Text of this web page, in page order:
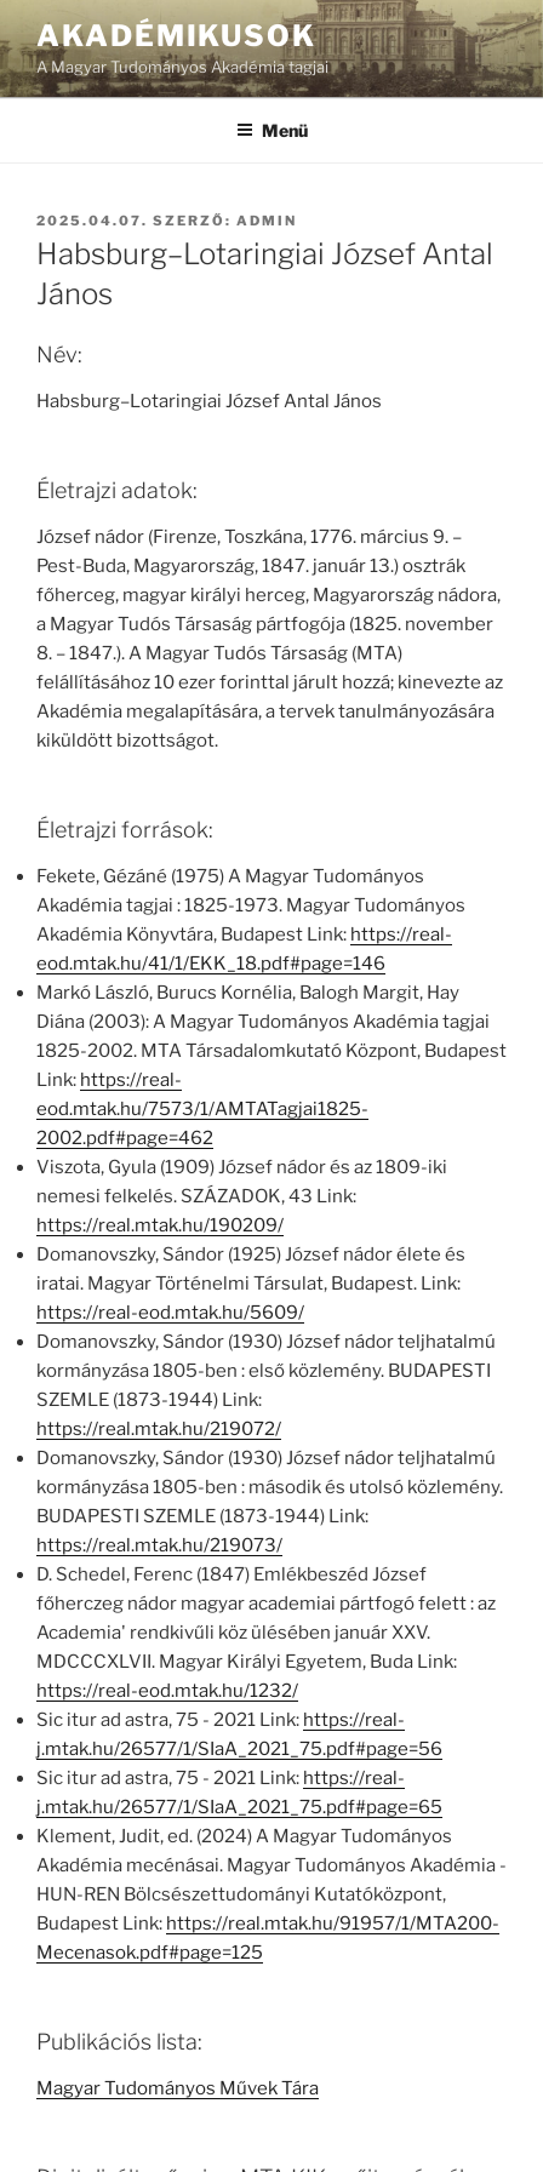
AKADÉMIKUSOK
A Magyar Tudományos Akadémia tagjai
Menü
BEKÜLDVE:
2025.04.07. SZERZŐ: ADMIN
Habsburg–Lotaringiai József Antal
János
Név:
Habsburg–Lotaringiai József Antal János
Életrajzi adatok:
József nádor (Firenze, Toszkána, 1776. március 9. –
Pest-Buda, Magyarország, 1847. január 13.) osztrák
főherceg, magyar királyi herceg, Magyarország nádora,
a Magyar Tudós Társaság pártfogója (1825. november
8. – 1847.). A Magyar Tudós Társaság (MTA)
felállításához 10 ezer forinttal járult hozzá; kinevezte az
Akadémia megalapítására, a tervek tanulmányozására
kiküldött bizottságot.
Életrajzi források:
Fekete, Gézáné (1975) A Magyar Tudományos
Akadémia tagjai : 1825-1973. Magyar Tudományos
Akadémia Könyvtára, Budapest Link: https://real-
eod.mtak.hu/41/1/EKK_18.pdf#page=146
Markó László, Burucs Kornélia, Balogh Margit, Hay
Diána (2003): A Magyar Tudományos Akadémia tagjai
1825-2002. MTA Társadalomkutató Központ, Budapest
Link: https://real-
eod.mtak.hu/7573/1/AMTATagjai1825-
2002.pdf#page=462
Viszota, Gyula (1909) József nádor és az 1809-iki
nemesi felkelés. SZÁZADOK, 43 Link:
https://real.mtak.hu/190209/
Domanovszky, Sándor (1925) József nádor élete és
iratai. Magyar Történelmi Társulat, Budapest. Link:
https://real-eod.mtak.hu/5609/
Domanovszky, Sándor (1930) József nádor teljhatalmú
kormányzása 1805-ben : első közlemény. BUDAPESTI
SZEMLE (1873-1944) Link:
https://real.mtak.hu/219072/
Domanovszky, Sándor (1930) József nádor teljhatalmú
kormányzása 1805-ben : második és utolsó közlemény.
BUDAPESTI SZEMLE (1873-1944) Link:
https://real.mtak.hu/219073/
D. Schedel, Ferenc (1847) Emlékbeszéd József
főherczeg nádor magyar academiai pártfogó felett : az
Academia' rendkivűli köz ülésében január XXV.
MDCCCXLVII. Magyar Királyi Egyetem, Buda Link:
https://real-eod.mtak.hu/1232/
Sic itur ad astra, 75 - 2021 Link: https://real-
j.mtak.hu/26577/1/SIaA_2021_75.pdf#page=56
Sic itur ad astra, 75 - 2021 Link: https://real-
j.mtak.hu/26577/1/SIaA_2021_75.pdf#page=65
Klement, Judit, ed. (2024) A Magyar Tudományos
Akadémia mecénásai. Magyar Tudományos Akadémia -
HUN-REN Bölcsészettudományi Kutatóközpont,
Budapest Link: https://real.mtak.hu/91957/1/MTA200-
Mecenasok.pdf#page=125
Publikációs lista:
Magyar Tudományos Művek Tára